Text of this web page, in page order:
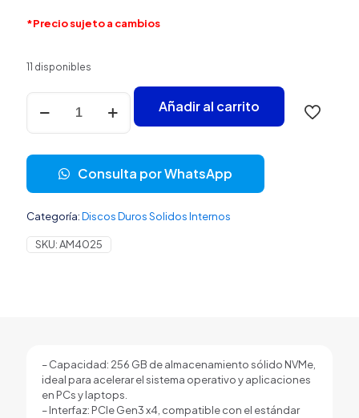
*Precio sujeto a cambios
11 disponibles
HD
INTERNO
SOLIDO
ADATA
LEGEND
710
2280
PCIE
GEN3
AZUL
cantidad
Añadir al carrito
Consulta por WhatsApp
Categoría:Discos Duros Solidos Internos
SKU:AM4025
– Capacidad: 256 GB de almacenamiento sólido NVMe,
ideal para acelerar el sistema operativo y aplicaciones
en PCs y laptops.
– Interfaz: PCIe Gen3 x4, compatible con el estándar